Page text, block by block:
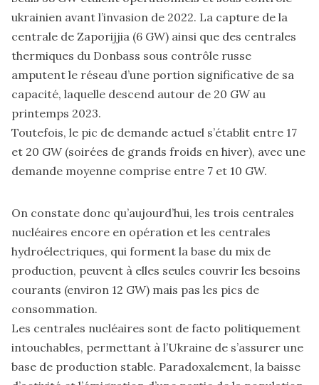
ukrainien avant l’invasion de 2022. La capture de la
centrale de Zaporijjia (6 GW) ainsi que des centrales
thermiques du Donbass sous contrôle russe
amputent le réseau d’une portion significative de sa
capacité, laquelle descend autour de 20 GW au
printemps 2023.
Toutefois, le pic de demande actuel s’établit entre 17
et 20 GW (soirées de grands froids en hiver), avec une
demande moyenne comprise entre 7 et 10 GW.
On constate donc qu’aujourd’hui, les trois centrales
nucléaires encore en opération et les centrales
hydroélectriques, qui forment la base du mix de
production, peuvent à elles seules couvrir les besoins
courants (environ 12 GW) mais pas les pics de
consommation.
Les centrales nucléaires sont de facto politiquement
intouchables, permettant à l’Ukraine de s’assurer une
base de production stable. Paradoxalement, la baisse